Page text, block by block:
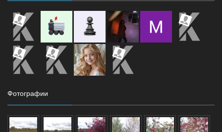
Фотографии